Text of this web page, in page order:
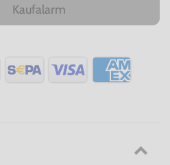
Kaufalarm